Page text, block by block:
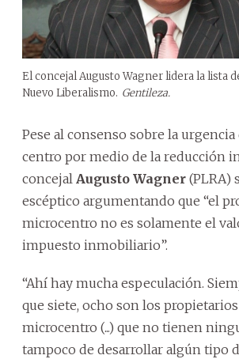
El concejal Augusto Wagner lidera la lista
Nuevo Liberalismo. Gentileza.
Pese al consenso sobre la
centro por medio de la reducción
concejal Augusto Wagner (PLRA)
escéptico argumentando que “el
microcentro no es solamente el
impuesto inmobiliario”.
“Ahí hay mucha especulación.
que siete, ocho son los
microcentro (...) que no tienen
tampoco de desarrollar algún tipo